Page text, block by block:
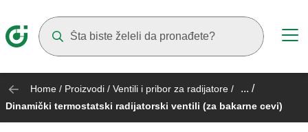
Home / Proizvodi / Ventili i pribor za radijatore / ... /
Dinamički termostatski radijatorski ventili (za bakarne cevi)